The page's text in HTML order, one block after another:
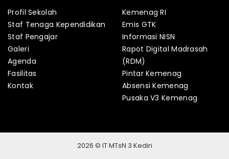
Profil Sekolah
Staf Tenaga Kependidikan
Staf Pengajar
Galeri
Agenda
Fasilitas
Kontak
Kemenag RI
Emis GTK
Informasi NISN
Rapot Digital Madrasah
(RDM)
Pintar Kemenag
Absensi Kemenag
Pusaka V3 Kemenag
2026 © IT MTsN 3 Kediri